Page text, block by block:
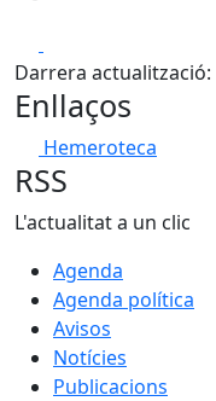
Darrera actualització:
Enllaços
Hemeroteca
RSS
L'actualitat a un clic
Agenda
Agenda política
Avisos
Notícies
Publicacions